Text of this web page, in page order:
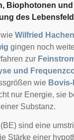
Biophotonen und
des
Wilfried
gingen noch
zur
und
wie
nur Energie, sie
Substanz.
sind eine
Stärke einer